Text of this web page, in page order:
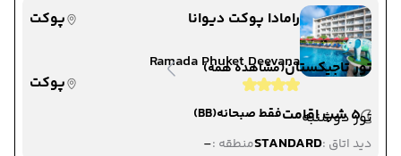
تور تاجیکستان(مشاهده همه)
تور دوشنبه
رامادا پوکت دیوانا
پوکت
Ramada Phuket Deevana
پوکت
5 شب اقامت
فقط صبحانه(BB)
دید اتاق :STANDARDمنطقه :-